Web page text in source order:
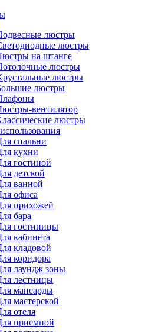
люстры
люстры
на штанге
люстры
люстры
люстры
вентилятор
люстры
спальни
кухни
гостиной
детской
ванной
офиса
прихожей
бара
гостиницы
кабинета
кладовой
коридора
лаундж зоны
лестницы
мансарды
мастерской
отеля
приемной